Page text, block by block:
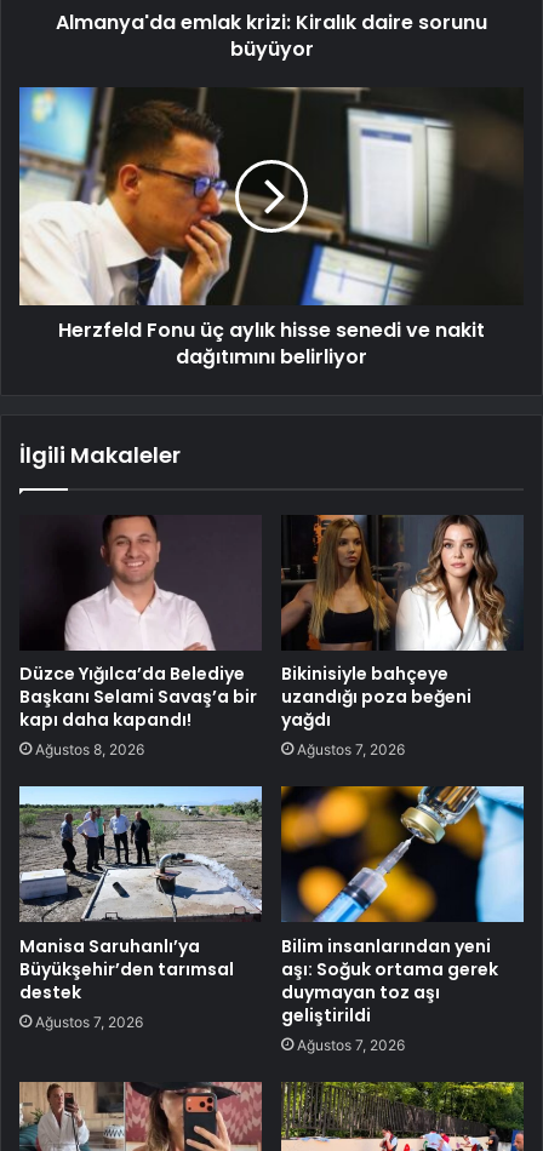
Almanya'da emlak krizi: Kiralık daire sorunu
büyüyor
Herzfeld Fonu üç aylık hisse senedi ve nakit
dağıtımını belirliyor
İlgili Makaleler
Düzce Yığılca’da Belediye
Başkanı Selami Savaş’a bir
kapı daha kapandı!
Ağustos 8, 2026
Bikinisiyle bahçeye
uzandığı poza beğeni
yağdı
Ağustos 7, 2026
Manisa Saruhanlı’ya
Büyükşehir’den tarımsal
destek
Ağustos 7, 2026
Bilim insanlarından yeni
aşı: Soğuk ortama gerek
duymayan toz aşı
geliştirildi
Ağustos 7, 2026